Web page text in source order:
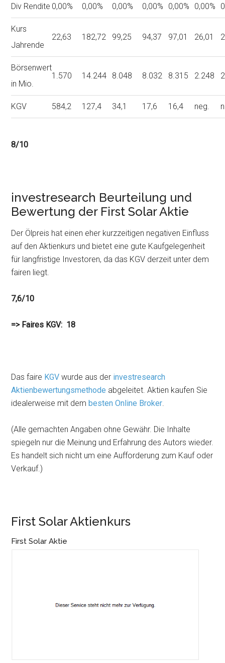
Div Rendite 0,00% 0,00% 0,00% 0,00% 0,00% 0,00%
Kurs
Jahrende
22,63 182,72 99,25 94,37 97,01 26,01
Börsenwert
in Mio.
1.570 14.244 8.048 8.032 8.315 2.248
KGV 584,2 127,4 34,1 17,6 16,4 neg.
8/10
investresearch Beurteilung und
Bewertung der First Solar Aktie
Der Ölpreis hat einen eher kurzzeitigen negativen Einfluss
auf den Aktienkurs und bietet eine gute Kaufgelegenheit
für langfristige Investoren, da das KGV derzeit unter dem
fairen liegt.
7,6/10
=> Faires KGV: 18
Das faire KGV wurde aus der investresearch
Aktienbewertungsmethode abgeleitet. Aktien kaufen Sie
idealerweise mit dem besten Online Broker.
(Alle gemachten Angaben ohne Gewähr. Die Inhalte
spiegeln nur die Meinung und Erfahrung des Autors wieder.
Es handelt sich nicht um eine Aufforderung zum Kauf oder
Verkauf.)
First Solar Aktienkurs
First Solar Aktie